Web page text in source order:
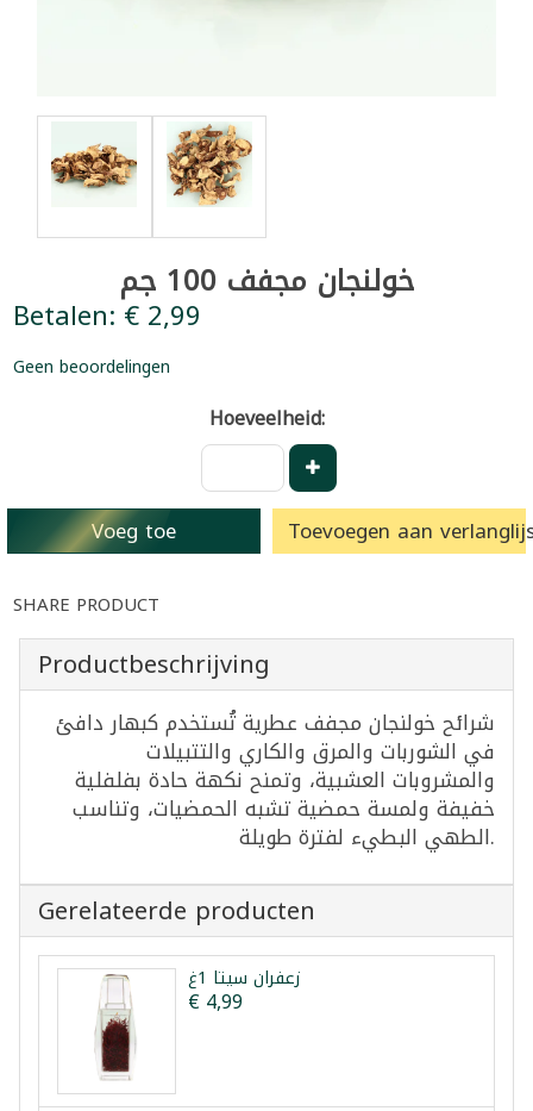
خولنجان مجفف 100 جم
Betalen: € 2,99
Geen beoordelingen
Hoeveelheid:
Voeg toe Toevoegen aan
SHARE PRODUCT
Productbeschrijving
شرائح خولنجان مجفف عطرية تُستخدم كبهار دافئ
في الشوربات والمرق والكاري والتتبيلات
والمشروبات العشبية، وتمنح نكهة حادة بفلفلية
خفيفة ولمسة حمضية تشبه الحمضيات، وتناسب
الطهي البطيء لفترة طويلة.
Gerelateerde producten
زعفران سيتا 1غ
€ 4,99